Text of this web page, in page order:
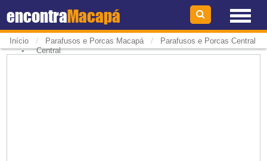
encontraMacapá
Início / Parafusos e Porcas Macapá / Parafusos e Porcas Central
-Central